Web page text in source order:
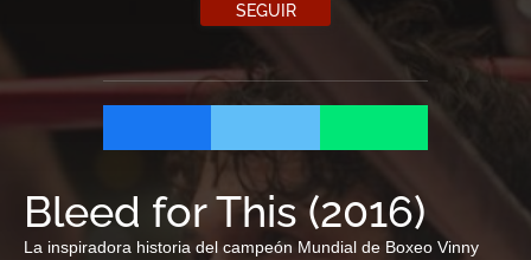
SEGUIR
Bleed for This(2016)
La inspiradora historia del campeón Mundial de Boxeo Vinny